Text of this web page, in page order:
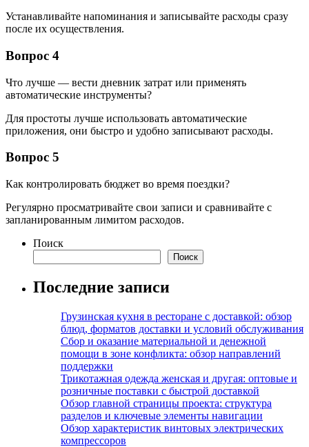
Устанавливайте напоминания и записывайте расходы сразу
после их осуществления.
Вопрос 4
Что лучше — вести дневник затрат или применять
автоматические инструменты?
Для простоты лучше использовать автоматические
приложения, они быстро и удобно записывают расходы.
Вопрос 5
Как контролировать бюджет во время поездки?
Регулярно просматривайте свои записи и сравнивайте с
запланированным лимитом расходов.
Поиск
Поиск
Последние записи
Грузинская кухня в ресторане с доставкой: обзор
блюд, форматов доставки и условий обслуживания
Сбор и оказание материальной и денежной
помощи в зоне конфликта: обзор направлений
поддержки
Трикотажная одежда женская и другая: оптовые и
розничные поставки с быстрой доставкой
Обзор главной страницы проекта: структура
разделов и ключевые элементы навигации
Обзор характеристик винтовых электрических
компрессоров